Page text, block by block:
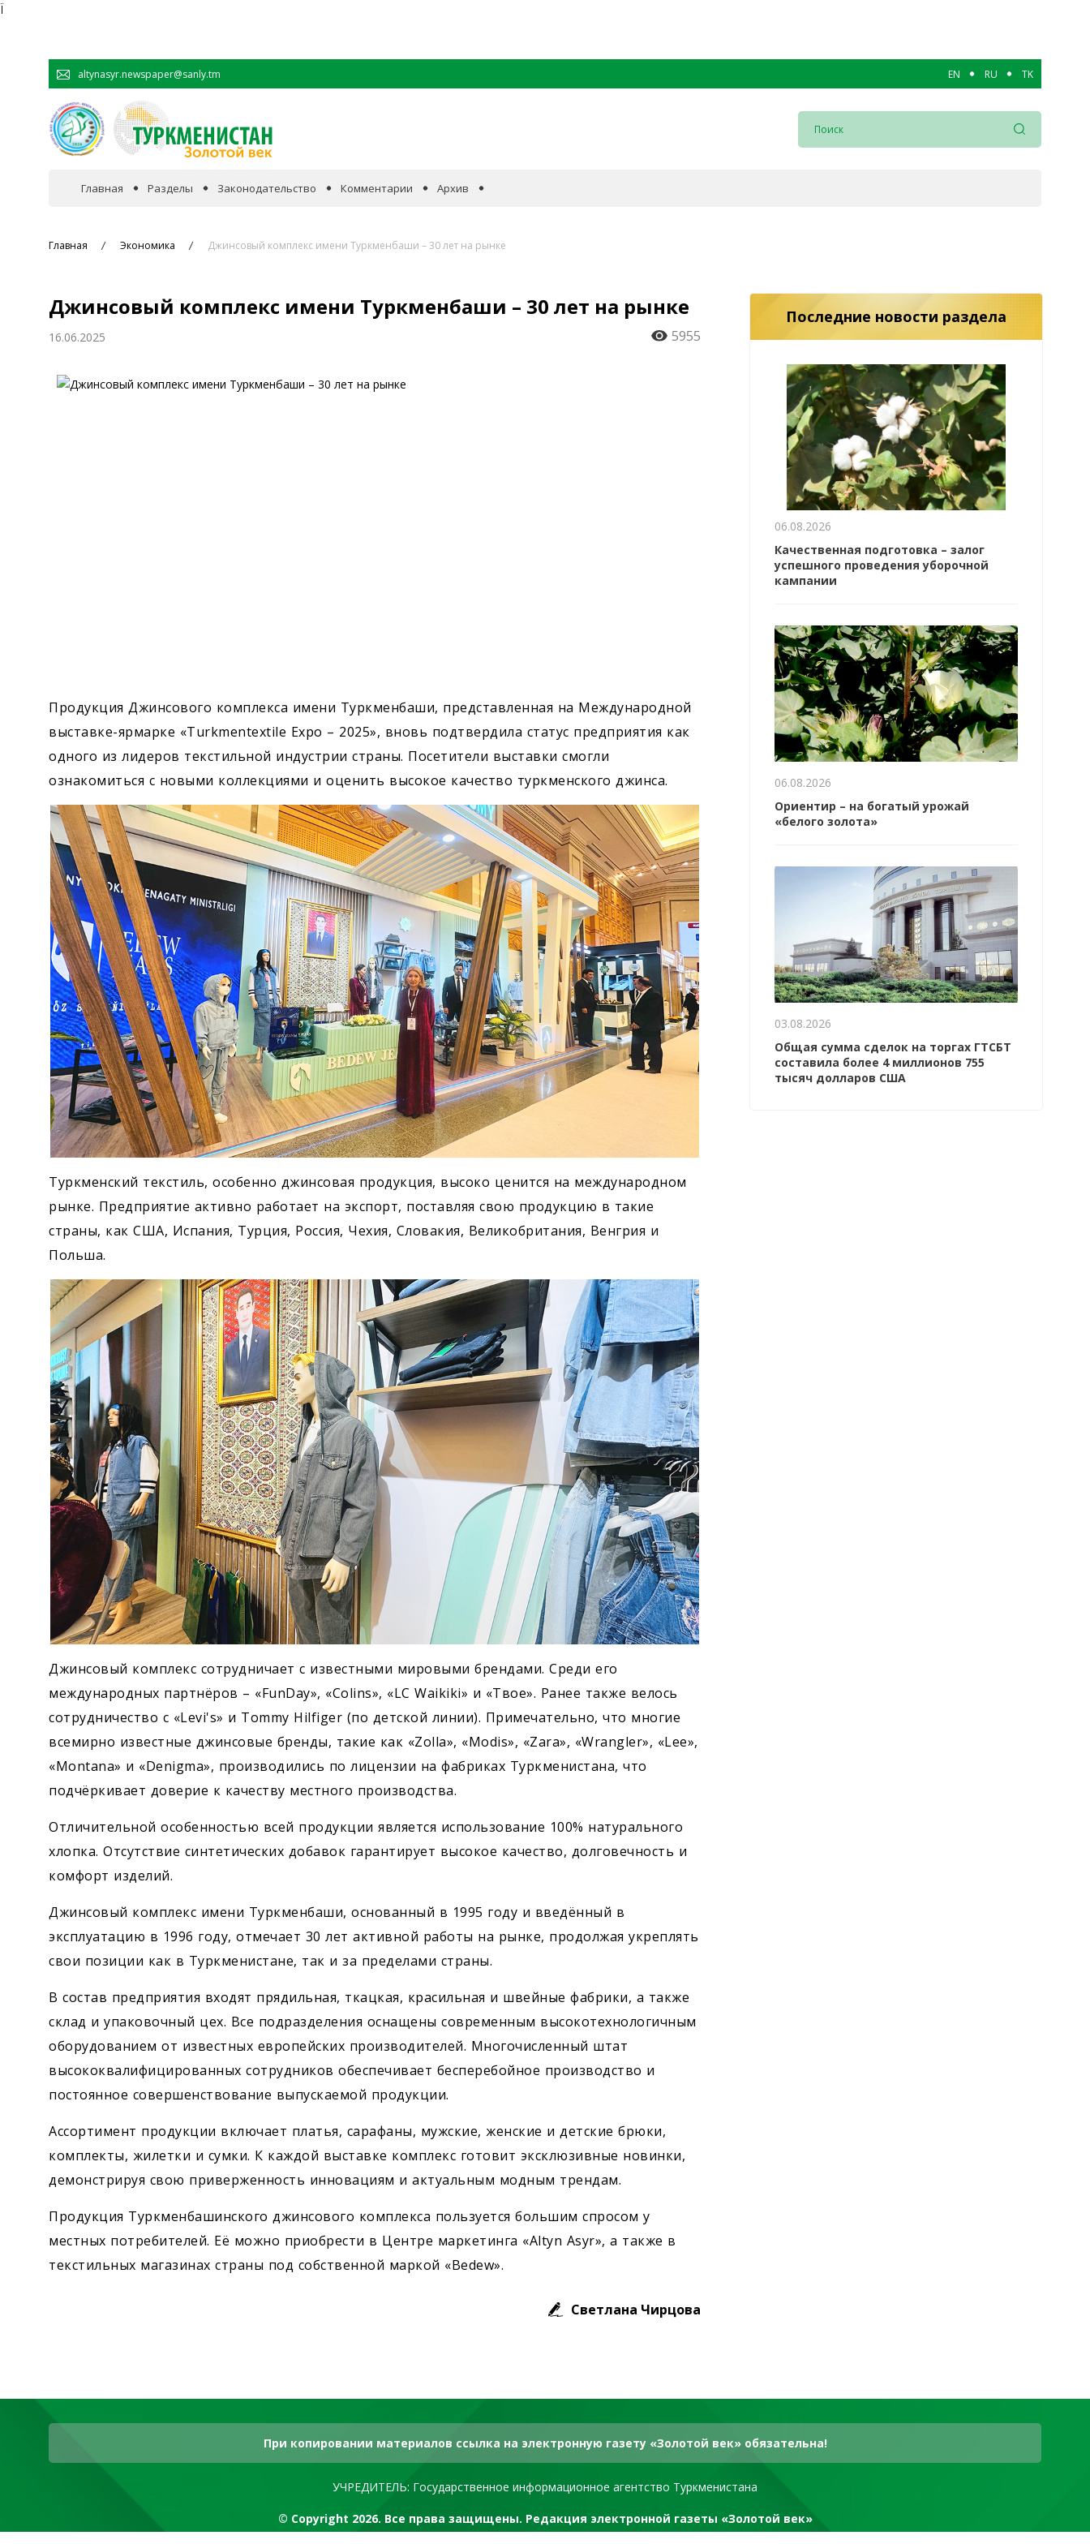
Ï
altynasyr.newspaper@sanly.tm EN RU TK
Главная Разделы Законодательство Комментарии Архив
Главная Экономика Джинсовый комплекс имени Туркменбаши – 30 лет на рынке
Джинсовый комплекс имени Туркменбаши – 30 лет на рынке
16.06.2025 5955
Продукция Джинсового комплекса имени Туркменбаши, представленная на Международной
выставке-ярмарке «Turkmentextile Expo – 2025», вновь подтвердила статус предприятия как
одного из лидеров текстильной индустрии страны. Посетители выставки смогли
ознакомиться с новыми коллекциями и оценить высокое качество туркменского джинса.
Туркменский текстиль, особенно джинсовая продукция, высоко ценится на международном
рынке. Предприятие активно работает на экспорт, поставляя свою продукцию в такие
страны, как США, Испания, Турция, Россия, Чехия, Словакия, Великобритания, Венгрия и
Польша.
Джинсовый комплекс сотрудничает с известными мировыми брендами. Среди его
международных партнёров – «FunDay», «Colins», «LC Waikiki» и «Твое». Ранее также велось
сотрудничество с «Levi's» и Tommy Hilfiger (по детской линии). Примечательно, что многие
всемирно известные джинсовые бренды, такие как «Zolla», «Modis», «Zara», «Wrangler», «Lee»,
«Montana» и «Denigma», производились по лицензии на фабриках Туркменистана, что
подчёркивает доверие к качеству местного производства.
Отличительной особенностью всей продукции является использование 100% натурального
хлопка. Отсутствие синтетических добавок гарантирует высокое качество, долговечность и
комфорт изделий.
Джинсовый комплекс имени Туркменбаши, основанный в 1995 году и введённый в
эксплуатацию в 1996 году, отмечает 30 лет активной работы на рынке, продолжая укреплять
свои позиции как в Туркменистане, так и за пределами страны.
В состав предприятия входят прядильная, ткацкая, красильная и швейные фабрики, а также
склад и упаковочный цех. Все подразделения оснащены современным высокотехнологичным
оборудованием от известных европейских производителей. Многочисленный штат
высококвалифицированных сотрудников обеспечивает бесперебойное производство и
постоянное совершенствование выпускаемой продукции.
Ассортимент продукции включает платья, сарафаны, мужские, женские и детские брюки,
комплекты, жилетки и сумки. К каждой выставке комплекс готовит эксклюзивные новинки,
демонстрируя свою приверженность инновациям и актуальным модным трендам.
Продукция Туркменбашинского джинсового комплекса пользуется большим спросом у
местных потребителей. Её можно приобрести в Центре маркетинга «Altyn Asyr», а также в
текстильных магазинах страны под собственной маркой «Bedew».
Светлана Чирцова
Последние новости раздела
06.08.2026
Качественная подготовка – залог
успешного проведения уборочной
кампании
06.08.2026
Ориентир – на богатый урожай
«белого золота»
03.08.2026
Общая сумма сделок на торгах ГТСБТ
составила более 4 миллионов 755
тысяч долларов США
При копировании материалов ссылка на электронную газету «Золотой век» обязательна!
УЧРЕДИТЕЛЬ: Государственное информационное агентство Туркменистана
© Copyright 2026. Все права защищены. Редакция электронной газеты «Золотой век»